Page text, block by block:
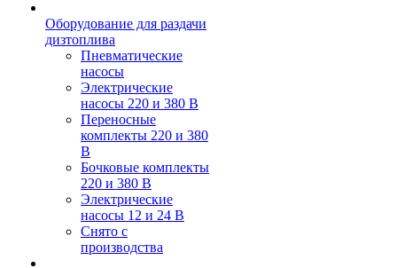
Оборудование для раздачи
дизтоплива
Пневматические
насосы
Электрические
насосы 220 и 380 В
Переносные
комплекты 220 и 380
В
Бочковые комплекты
220 и 380 В
Электрические
насосы 12 и 24 В
Снято с
производства